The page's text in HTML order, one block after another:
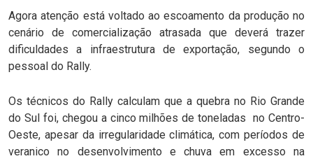
Agora atenção está voltado ao escoamento da produção no
cenário de comercialização atrasada que deverá trazer
dificuldades a infraestrutura de exportação, segundo o
pessoal do Rally.
Os técnicos do Rally calculam que a quebra no Rio Grande
do Sul foi, chegou a cinco milhões de toneladas no Centro-
Oeste, apesar da irregularidade climática, com períodos de
veranico no desenvolvimento e chuva em excesso na